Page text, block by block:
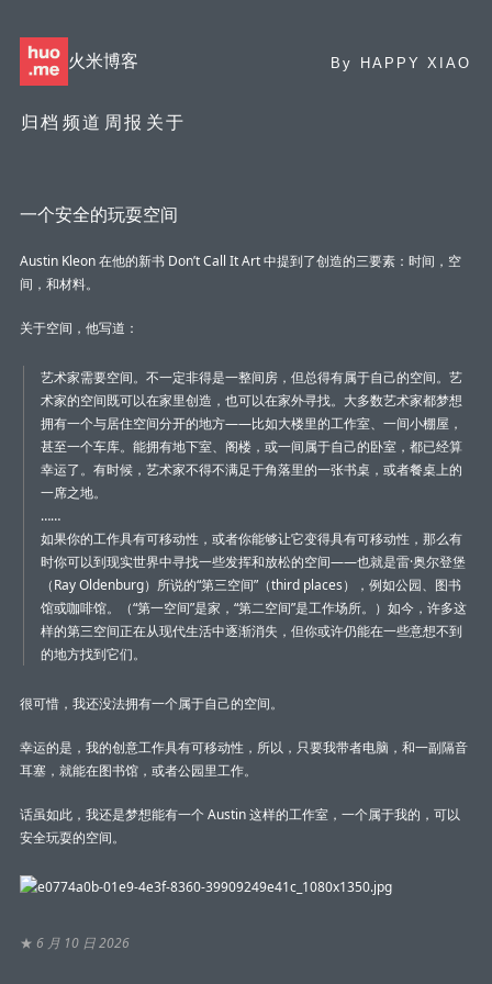
火米博客 By HAPPY XIAO
归档 频道 周报 关于
一个安全的玩耍空间
Austin Kleon 在他的新书 Don’t Call It Art 中提到了创造的三要素：时间，空
间，和材料。
关于空间，他写道：
艺术家需要空间。不一定非得是一整间房，但总得有属于自己的空间。艺
术家的空间既可以在家里创造，也可以在家外寻找。大多数艺术家都梦想
拥有一个与居住空间分开的地方——比如大楼里的工作室、一间小棚屋，
甚至一个车库。能拥有地下室、阁楼，或一间属于自己的卧室，都已经算
幸运了。有时候，艺术家不得不满足于角落里的一张书桌，或者餐桌上的
一席之地。
……
如果你的工作具有可移动性，或者你能够让它变得具有可移动性，那么有
时你可以到现实世界中寻找一些发挥和放松的空间——也就是雷·奥尔登堡
（Ray Oldenburg）所说的“第三空间”（third places），例如公园、图书
馆或咖啡馆。（“第一空间”是家，“第二空间”是工作场所。）如今，许多这
样的第三空间正在从现代生活中逐渐消失，但你或许仍能在一些意想不到
的地方找到它们。
很可惜，我还没法拥有一个属于自己的空间。
幸运的是，我的创意工作具有可移动性，所以，只要我带者电脑，和一副隔音
耳塞，就能在图书馆，或者公园里工作。
话虽如此，我还是梦想能有一个 Austin 这样的工作室，一个属于我的，可以
安全玩耍的空间。
★ 6 月 10 日 2026